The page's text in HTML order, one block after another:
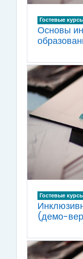
Гостевые
Основы
Гостевые
(демо-